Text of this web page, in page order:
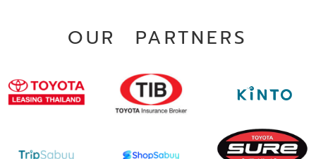
OUR PARTNERS